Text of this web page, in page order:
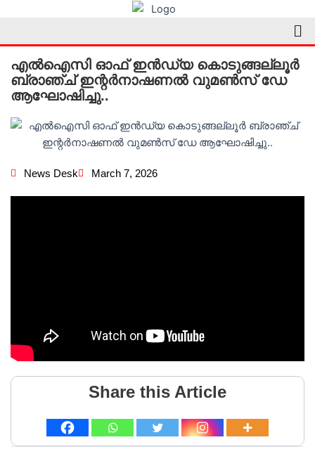
content
എൽഐസി ഓഫ് ഇൻഡ്യ കൊടുങ്ങല്ലൂർ
ബ്രാഞ്ച് ഇന്റർനാഷണൽ വുമൺസ് ഡേ
ആഘോഷിച്ചു..
News Desk March 7, 2026
Share this Article